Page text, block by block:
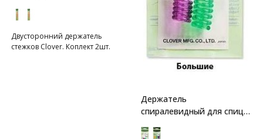
Двусторонний держатель
стежков Clover. Коплект 2шт.
Держатель
спиралевидный для спиц